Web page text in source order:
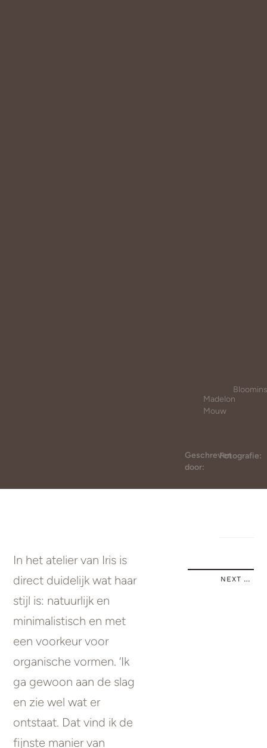
Geschreven
door:
Madelon
Mouw
Fotografie:
In het atelier van Iris is
direct duidelijk wat haar
stijl is: natuurlijk en
minimalistisch en met
een voorkeur voor
organische vormen. ‘Ik
ga gewoon aan de slag
en zie wel wat er
ontstaat. Dat vind ik de
fijnste manier van
NEXT STORY